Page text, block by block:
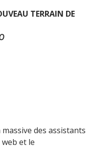
TERRAIN DE
des assistants
et le